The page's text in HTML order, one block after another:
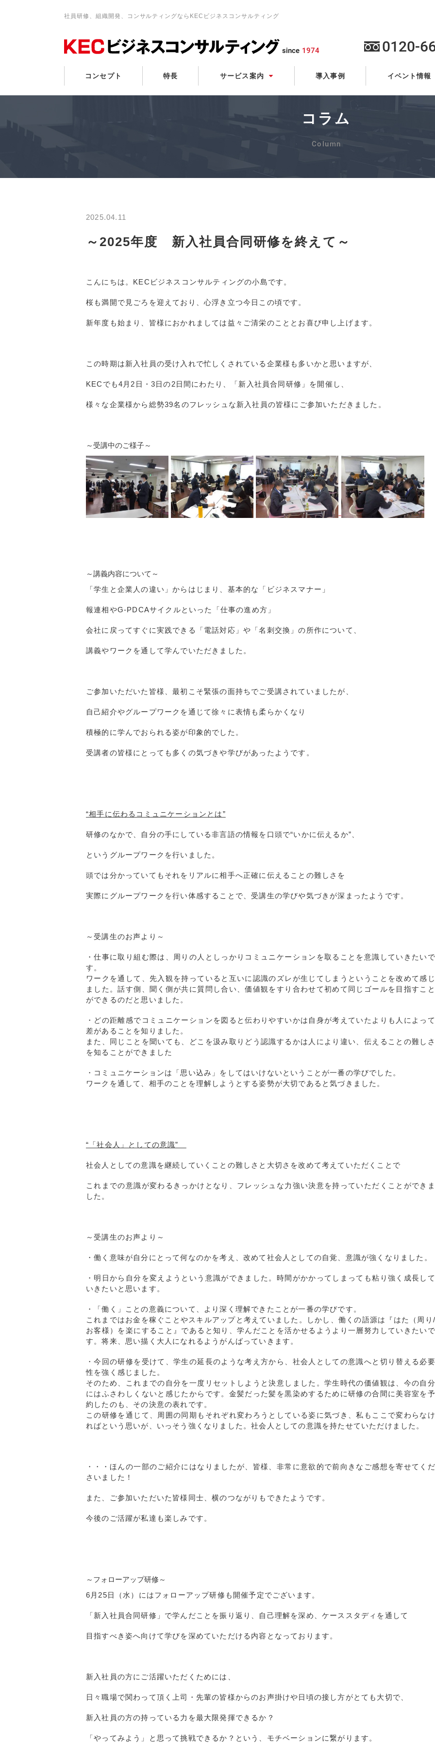
社員研修、組織開発、コンサルティングならKECビジネスコンサルティング
since 1974 0120-
コンセプト 特長 サービス案内 導入事例 イベント情報
コラム
2025.04.11
～2025年度 新入社員合同研修を終えて～
こんにちは。 KEC ビジネスコンサルティングの小島です。
桜も満開で見ごろを迎えており、心浮き立つ今日この頃です。
新年度も始まり、皆様におかれましては益々ご清栄のこととお喜び申し上げます。
この時期は新入社員の受け入れで忙しくされている企業様も多いかと思いますが、
KEC でも4 月 2 日・3日の2日間にわたり、「新入社員合同研修」を開催し、
様々な企業様から総勢39名のフレッシュな新入社員の皆様にご参加いただきました。
～受講中のご様子～
～講義内容について～
「学生と企業人の違い」からはじまり、基本的な「ビジネスマナー」
報連相やG-PDCAサイクルといった「仕事の進め方」
会社に戻ってすぐに実践できる「電話対応」や「名刺交換」の所作について、
講義やワークを通して学んでいただきました。
ご参加いただいた皆様、最初こそ緊張の面持ちでご受講されていましたが、
自己紹介やグループワークを通じて徐々に表情も柔らかくなり
積極的に学んでおられる姿が印象的でした。
受講者の皆様にとっても多くの気づきや学びがあったようです。
“相手に伝わるコミュニケーションとは”
研修のなかで、自分の手にしている非言語の情報を口頭で“いかに伝えるか”、
というグループワークを行いました。
頭では分かっていてもそれをリアルに相手へ正確に伝えることの難しさを
実際にグループワークを行い体感することで、受講生の学びや気づきが深まったようです。
～受講生のお声より～
・仕事に取り組む際は、周りの人としっかりコミュニケーションを取ることを意識していきたいで
す。
ワークを通して、先入観を持っていると互いに認識のズレが生じてしまうということを改めて感じ
ました。話す側、聞く側が共に質問し合い、価値観をすり合わせて初めて同じゴールを目指すこと
ができるのだと思いました。
・どの距離感でコミュニケーションを図ると伝わりやすいかは自身が考えていたよりも人によって
差があることを知りました。
また、同じことを聞いても、どこを汲み取りどう認識するかは人により違い、伝えることの難しさ
を知ることができました
・コミュニケーションは「思い込み」をしてはいけないということが一番の学びでした。
ワークを通して、相手のことを理解しようとする姿勢が大切であると気づきました。
“「社会人」としての意識”
社会人としての意識を継続していくことの難しさと大切さを改めて考えていただくことで
これまでの意識が変わるきっかけとなり、フレッシュな力強い決意を持っていただくことができま
した。
～受講生のお声より～
・働く意味が自分にとって何なのかを考え、改めて社会人としての自覚、意識が強くなりました。
・明日から自分を変えようという意識ができました。時間がかかってしまっても粘り強く成長して
いきたいと思います。
・「働く」ことの意義について、より深く理解できたことが一番の学びです。
これまではお金を稼ぐことやスキルアップと考えていました。しかし、働くの語源は『はた（周り/
お客様）を楽にすること』であると知り、学んだことを活かせるようより一層努力していきたいで
す。将来、思い描く大人になれるようがんばっていきます。
・今回の研修を受けて、学生の延長のような考え方から、社会人としての意識へと切り替える必要
性を強く感じました。
そのため、これまでの自分を一度リセットしようと決意しました。学生時代の価値観は、今の自分
にはふさわしくないと感じたからです。金髪だった髪を黒染めするために研修の合間に美容室を予
約したのも、その決意の表れです。
この研修を通じて、周囲の同期もそれぞれ変わろうとしている姿に気づき、私もここで変わらなけ
ればという思いが、いっそう強くなりました。社会人としての意識を持たせていただけました。
・・・ほんの一部のご紹介にはなりましたが、皆様、非常に意欲的で前向きなご感想を寄せてくだ
さいました！
また、ご参加いただいた皆様同士、横のつながりもできたようです。
今後のご活躍が私達も楽しみです。
～フォローアップ研修～
6 月 25日（水）にはフォローアップ研修も開催予定でございます。
「新入社員合同研修」で学んだことを振り返り、自己理解を深め、ケーススタディを通して
目指すべき姿へ向けて学びを深めていただける内容となっております。
新入社員の方にご活躍いただくためには、
日々職場で関わって頂く上司・先輩の皆様からのお声掛けや日頃の接し方がとても大切で、
新入社員の方の持っている力を最大限発揮できるか？
「やってみよう」と思って挑戦できるか？という、モチベーションに繋がります。